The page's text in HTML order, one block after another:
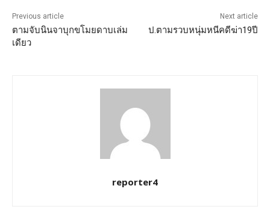
Previous article
ตามจับนินจาบุกขโมยดาบเล่ม
เดียว
Next article
ป.ตามรวบหนุ่มหนีคดีฆ่า19ปี
reporter4